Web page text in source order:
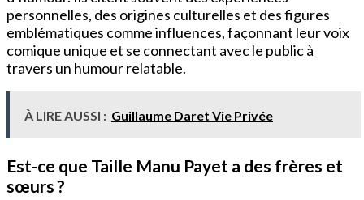
personnelles, des origines culturelles et des figures
emblématiques comme influences, façonnant leur voix
comique unique et se connectant avec le public à
travers un humour relatable.
À LIRE AUSSI : Guillaume Daret Vie Privée
Est-ce que Taille Manu Payet a des frères et
sœurs ?